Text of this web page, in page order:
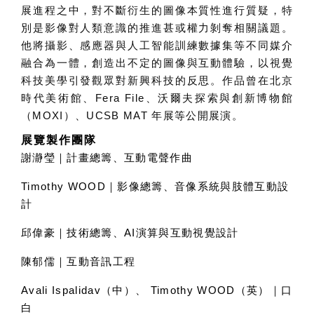
展進程之中，對不斷衍生的圖像本質性進行質疑，特
別是影像對人類意識的推進甚或權力剝奪相關議題。
他將攝影、感應器與人工智能訓練數據集等不同媒介
融合為一體，創造出不定的圖像與互動體驗，以視覺
科技美學引發觀眾對新興科技的反思。作品曾在北京
時代美術館、
Fera File 、沃爾夫探索與創新博物館
（ MOXI ）、 UCSB MAT年展等公開展演。
展覽製作團隊
謝瀞瑩｜計畫總籌、互動電聲作曲
Timothy WOOD
｜影像總籌、音像系統與肢體互動設
計
邱偉豪｜技術總籌、AI演算與互動視覺設計
陳郁儒｜互動音訊工程
Avali Ispalidav （中）、 Timothy WOOD（英）｜口
白